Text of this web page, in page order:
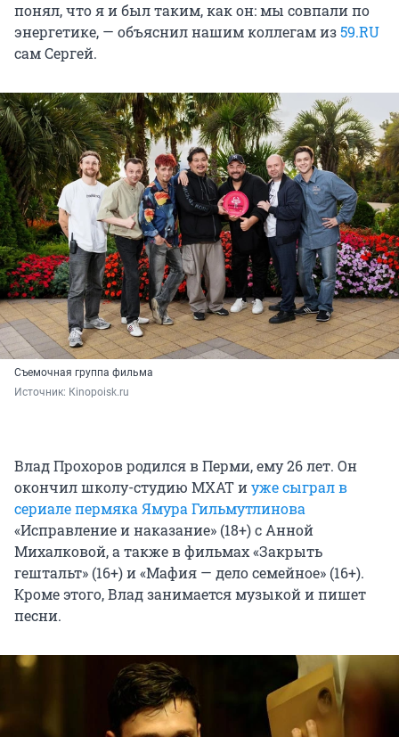
понял, что я и был таким, как он: мы совпали по
энергетике, — объяснил нашим коллегам из59.RU
сам Сергей.
Съемочная группа фильма
Источник: Кinopoisk.ru
Влад Прохоров родился в Перми, ему 26 лет. Он
окончил школу-студию МХАТ иуже сыграл в
сериалепермяка Ямура Гильмутлинова
«Исправление и наказание» (18+) с Анной
Михалковой, а также в фильмах «Закрыть
гештальт» (16+) и «Мафия — дело семейное» (16+).
Кроме этого, Влад занимается музыкой и пишет
песни.